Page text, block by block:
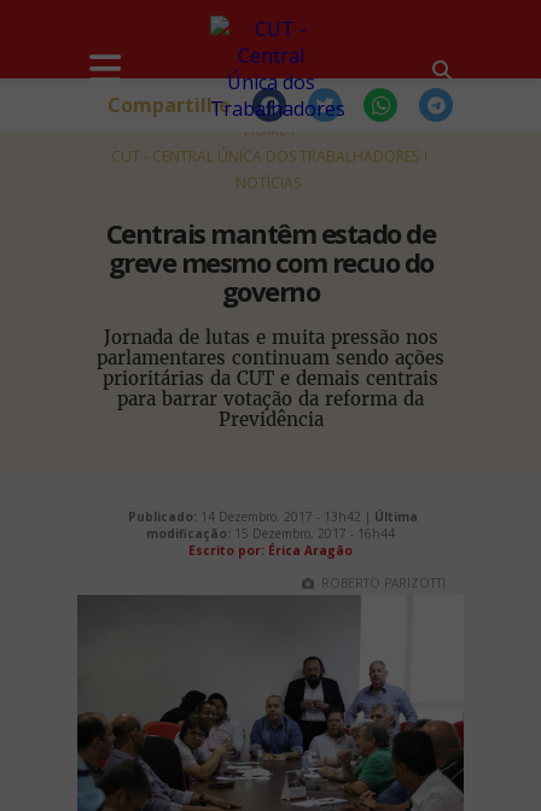
HOME
CUT - CENTRAL ÚNICA DOS TRABALHADORES
NOTÍCIAS
Centrais mantêm estado de
greve mesmo com recuo do
governo
Jornada de lutas e muita pressão nos
parlamentares continuam sendo ações
prioritárias da CUT e demais centrais
para barrar votação da reforma da
Previdência
Compartilhe
Publicado: 14 Dezembro, 2017 - 13h42 | Última
modificação: 15 Dezembro, 2017 - 16h44
Escrito por: Érica Aragão
ROBERTO PARIZOTTI